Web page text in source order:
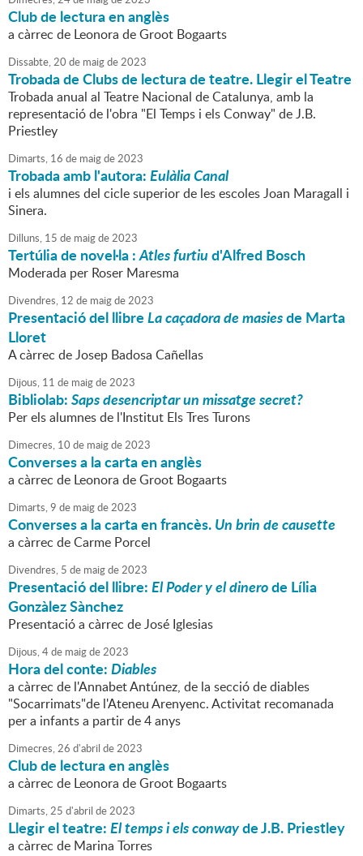
Club de lectura en anglès
a càrrec de Leonora de Groot Bogaarts
Dissabte,20 de maigde2023
Trobada de Clubs de lectura de teatre. Llegir el Teatre
Trobada anual al Teatre Nacional de Catalunya, amb la
representació de l'obra "El Temps i els Conway" de J.B.
Priestley
Dimarts, 16 de maigde2023
Trobada amb l'autora:Eulàlia Canal
i els alumnes del cicle superior de les escoles Joan Maragall i
Sinera.
Dilluns, 15 de maigde2023
Tertúlia de novel·la :Atles furtiud'Alfred Bosch
Moderada per Roser Maresma
Divendres, 12 de maigde2023
Presentació del llibreLa caçadora de masiesde Marta
Lloret
A càrrec de Josep Badosa Cañellas
Dijous, 11 de maigde2023
Bibliolab:Saps desencriptar un missatge secret?
Per els alumnes de l'Institut Els Tres Turons
Dimecres, 10 de maigde2023
Converses a la carta en anglès
a càrrec de Leonora de Groot Bogaarts
Dimarts,9 de maigde2023
Converses a la carta en francès.Un brin de causette
a càrrec de Carme Porcel
Divendres, 5 de maigde2023
Presentació del llibre:El Poder y el dinerode Lília
Gonzàlez Sànchez
Presentació a càrrec de José Iglesias
Dijous,4de maigde2023
Hora del conte:Diables
a càrrec de l'Annabet Antúnez, de la secció de diables
"Socarrimats"de l'Ateneu Arenyenc. Activitat recomanada
per a infants a partir de 4 anys
Dimecres,26 d'abril de2023
Club de lectura en anglès
a càrrec de Leonora de Groot Bogaarts
Dimarts,25 d'abril de2023
Llegir el teatre:El temps i els conwayde J.B. Priestley
a càrrec de Marina Torres